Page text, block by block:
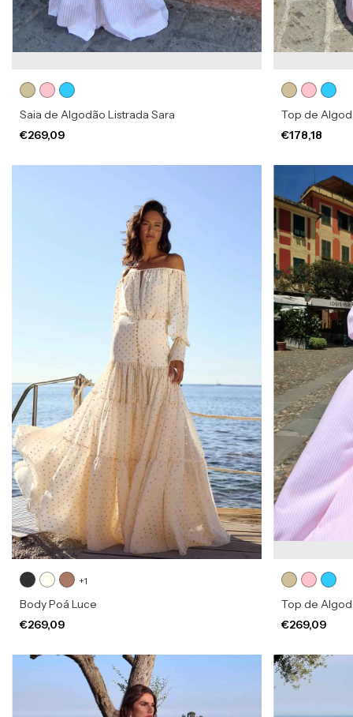
Saia de Algodão Listrada Sara
€269,09
Top de
€178,18
+1
Body Poá Luce
€269,09
Top de
€269,09